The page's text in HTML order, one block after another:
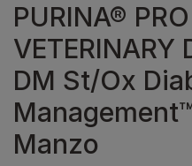
PURINA®
VETERINARY
DM St/Ox
Manzo